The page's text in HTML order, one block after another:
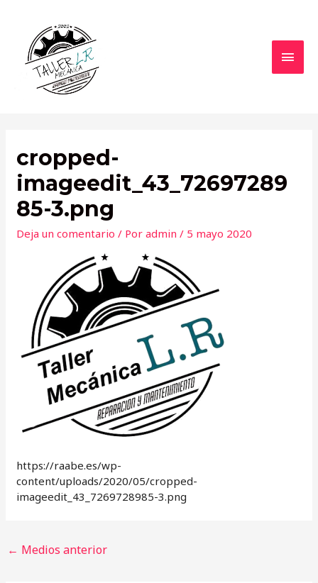
contenido
cropped-
imageedit_43_72697289
85-3.png
Deja un comentario / Poradmin/ 5 mayo 2020
https://raabe.es/wp-
content/uploads/2020/05/cropped-
imageedit_43_7269728985-3.png
Navegación
← Medios anterior